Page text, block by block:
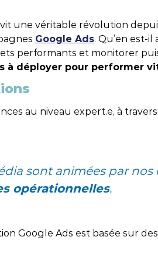
Stratégie Content
Global Search
R&D, Innovation et
Nos outils
une véritable révolution
Google Ads. Qu’en est-
performants et monitorer
à déployer pour performer
au niveau expert.e, à
sont animées par
opérationnelles.
Google Ads est basée sur